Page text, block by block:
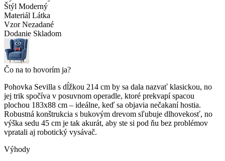
Štýl Moderný
Materiál Látka
Vzor Nezadané
Dodanie Skladom
Čo na to hovorím ja?
Pohovka Sevilla s dĺžkou 214 cm by sa dala nazvať klasickou, no
jej trik spočíva v posuvnom operadle, ktoré prekvapí spacou
plochou 183x88 cm – ideálne, keď sa objavia nečakaní hostia.
Robustná konštrukcia s bukovým drevom sľubuje dlhovekosť, no
výška sedu 45 cm je tak akurát, aby ste si pod ňu bez problémov
vpratali aj robotický vysávač.
Výhody